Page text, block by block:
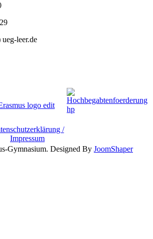
leer.de
/
Impressum
Gymnasium. Designed By JoomShaper